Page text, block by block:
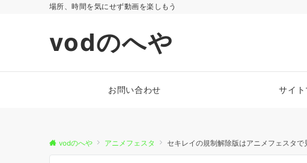
場所、時間を気にせず動画を楽しもう
vodのへや
お問い合わせ サイ
vodのへや アニメフェスタ セキレイの規制解除版はアニメフェスタ